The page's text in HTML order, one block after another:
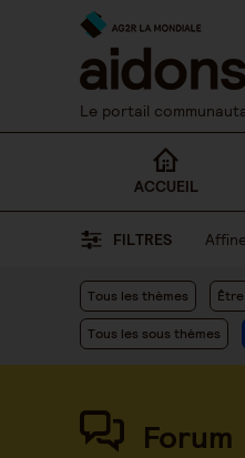
Le portail
ACCUEIL
FILTRES
Tous les thèmes
Tous les sous thèmes
Forum